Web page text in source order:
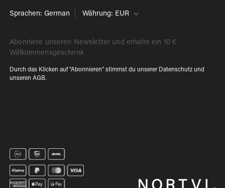
Sprachen: German Währung: EUR
Abonniere unseren Newsletter und erhalte ein 10 €
Willkommensgeschenk
Durch das Klicken auf "Abonnieren" stimmst du unserer Datenschutz und
unserenAGB.